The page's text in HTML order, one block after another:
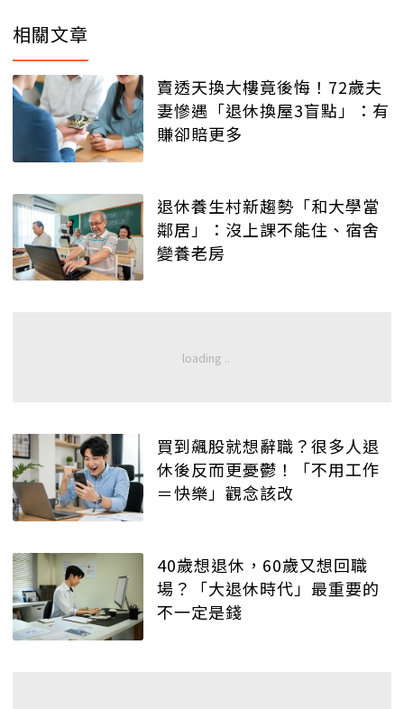
相關文章
賣透天換大樓竟後悔！72歲夫
妻慘遇「退休換屋3盲點」：有
賺卻賠更多
退休養生村新趨勢「和大學當
鄰居」：沒上課不能住、宿舍
變養老房
買到飆股就想辭職？很多人退
休後反而更憂鬱！「不用工作
＝快樂」觀念該改
40歲想退休，60歲又想回職
場？「大退休時代」最重要的
不一定是錢